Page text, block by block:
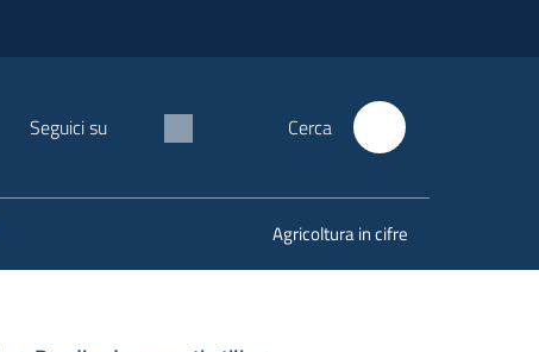
Seguici su Cerca
Agricoltura in cifre